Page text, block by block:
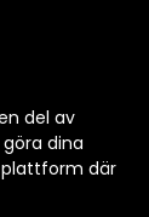
del av
dina
plattform där